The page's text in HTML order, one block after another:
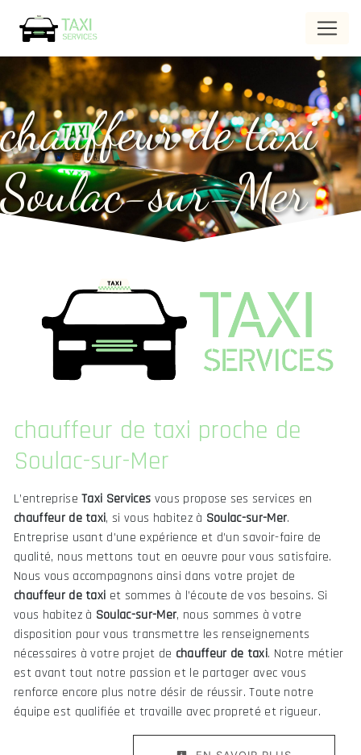
chauffeur de taxi
Soulac-sur-Mer
chauffeur de taxi proche de
Soulac-sur-Mer
L’entrepriseTaxi Services vous propose ses services en
chauffeur de taxi, si vous habitez à Soulac-sur-Mer.
Entreprise usant d’une expérience et d’un savoir-faire de
qualité, nous mettons tout en oeuvre pour vous satisfaire.
Nous vous accompagnons ainsi dans votre projet de
chauffeur de taxi et sommes à l’écoute de vos besoins. Si
vous habitez à Soulac-sur-Mer, nous sommes à votre
disposition pour vous transmettre les renseignements
nécessaires à votre projet de chauffeur de taxi. Notre métier
est avant tout notre passion et le partager avec vous
renforce encore plus notre désir de réussir. Toute notre
équipe est qualifiée et travaille avec propreté et rigueur.